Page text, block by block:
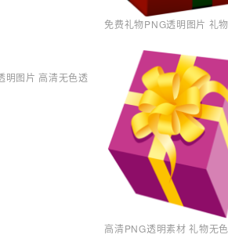
明图片 高清无色透
免费礼物PNG透明图片 礼
高清PNG透明素材 礼物无